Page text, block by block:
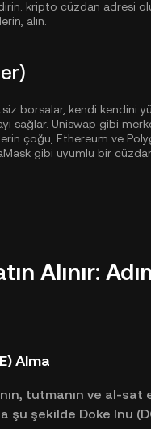
kripto cüzdan adresi
alın.
borsalar, kendi kendini
sağlar. Uniswap gibi
çoğu, Ethereum ve
gibi uyumlu bir
Alınır:
Alma
tutmanın ve al-sat
şu şekilde Doke Inu